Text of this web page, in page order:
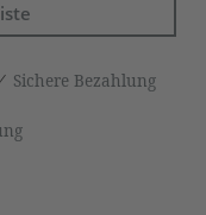
Sichere Bezahlung